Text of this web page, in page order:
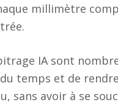
millimètre
IA sont
temps et de
sans avoir à se